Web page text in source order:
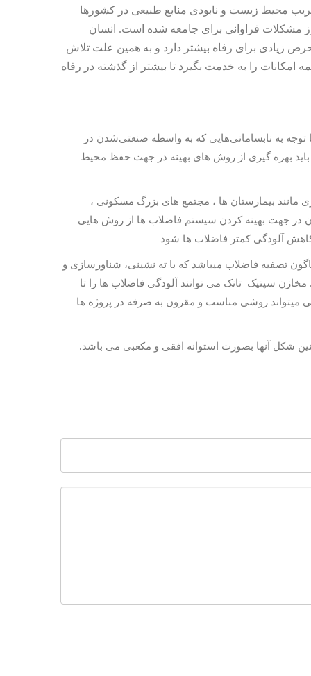
محیط‌ زیست و نابودی منابع طبیعی در کشورها
مشکلات فراوانی برای جامعه شده است. انسان
زیادی برای رفاه بیشتر دارد و به همین علت تلاش
امکانات را به خدمت بگیرد تا بیشتر از گذشته در رفاه
به نابسامانی‌هایی که به واسطه صنعتی‌شدن در
بهره گیری از روش های بهینه در جهت حفظ محیط
بیمارستان ها ، مجتمع های بزرگ مسکونی ،
در جهت بهینه کردن سیستم فاضلاب ها از روش هایی
آلودگی کمتر فاضلاب ها شود
تصفیه فاضلاب میباشد که با ته نشینی، شناورسازی و
سپتیک تانک می توانند آلودگی فاضلاب ها را تا
میتواند روشی مناسب و مقرون به صرفه در پروژه ها